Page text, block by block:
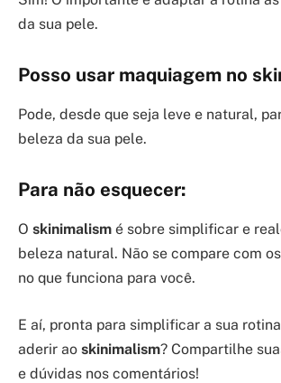
da sua pele.
Posso usar maquiagem no
Pode, desde que seja leve e natural,
beleza da sua pele.
Para não esquecer:
O skinimalism é sobre simplificar e
beleza natural. Não se compare com
no que funciona para você.
E aí, pronta para simplificar a sua
aderir ao skinimalism? Compartilhe
e dúvidas nos comentários!